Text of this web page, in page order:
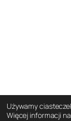
Używamy
Więcej informacji